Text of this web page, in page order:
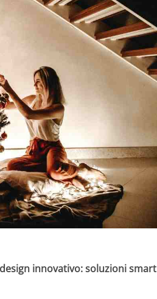
innovativo: soluzioni smart